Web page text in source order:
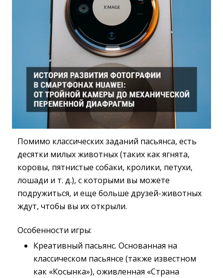
Помимо классических заданий пасьянса, есть
десятки милых животных (таких как ягнята,
коровы, пятнистые собаки, кролики, петухи,
лошади и т. д.), с которыми вы можете
подружиться, и еще больше друзей-животных
ждут, чтобы вы их открыли.
Особенности игры:
Креативный пасьянс. Основанная на
классическом пасьянсе (также известном
как «Косынка»), оживленная «Страна